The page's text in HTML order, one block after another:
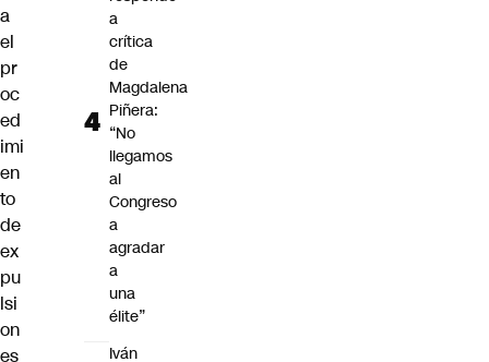
a
el
pr
oc
ed
imi
en
to
de
ex
pu
lsi
on
es
a
crítica
de
Magdalena
Piñera:
“No
llegamos
al
Congreso
a
agradar
a
una
élite”
Iván